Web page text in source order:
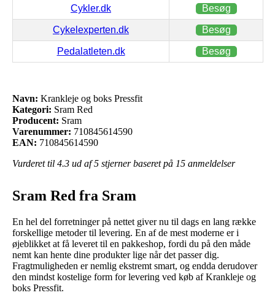
Cykler.dk Besøg
Cykelexperten.dk Besøg
Pedalatleten.dk Besøg
Navn: Krankleje og boks Pressfit
Kategori: Sram Red
Producent: Sram
Varenummer: 710845614590
EAN: 710845614590
Vurderet til 4.3 ud af 5 stjerner baseret på 15 anmeldelser
Sram Red fra Sram
En hel del forretninger på nettet giver nu til dags en lang række
forskellige metoder til levering. En af de mest moderne er i
øjeblikket at få leveret til en pakkeshop, fordi du på den måde
nemt kan hente dine produkter lige når det passer dig.
Fragtmuligheden er nemlig ekstremt smart, og endda derudover
den mindst kostelige form for levering ved køb af Krankleje og
boks Pressfit.